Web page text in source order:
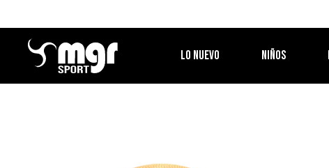
LO NUEVO NIÑOS